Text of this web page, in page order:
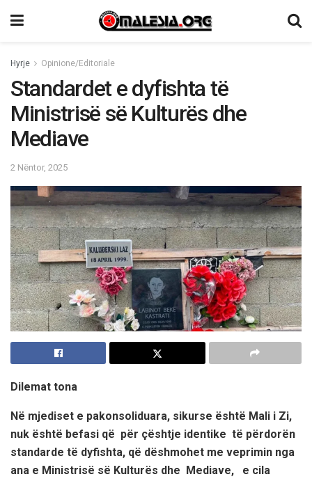
Hyrje Opinione/Editoriale
Standardet e dyfishta të
Ministrisë së Kulturës dhe
Mediave
2 Nëntor, 2025
Dilemat tona
Në mjediset e pakonsoliduara, sikurse është Mali i Zi,
nuk është befasi që për çështje identike të përdorën
standarde të dyfishta, që dëshmohet me veprimin nga
ana e Ministrisë së Kulturës dhe Mediave, e cila